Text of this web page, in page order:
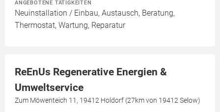
ANGEBOTENE TÄTIGKEITEN
Neuinstallation / Einbau, Austausch, Beratung,
Thermostat, Wartung, Reparatur
ReEnUs Regenerative Energien &
Umweltservice
Zum Möwenteich 11, 19412 Holdorf (27km von 19412 Selow)